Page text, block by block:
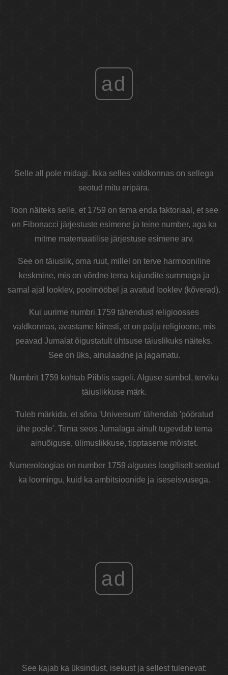
ad
Selle all pole midagi. Ikka selles valdkonnas on sellega
seotud mitu eripära.
Toon näiteks selle, et 1759 on tema enda faktoriaal, et see
on Fibonacci järjestuste esimene ja teine ​​number, aga ka
mitme matemaatilise järjestuse esimene arv.
See on täiuslik, oma ruut, millel on terve harmooniline
keskmine, mis on võrdne tema kujundite summaga ja
samal ajal looklev, poolmööbel ja avatud looklev (kõverad).
Kui uurime numbri 1759 tähendust religioosses
valdkonnas, avastame kiiresti, et on palju religioone, mis
peavad Jumalat õigustatult ühtsuse täiuslikuks näiteks.
See on üks, ainulaadne ja jagamatu.
Numbrit 1759 kohtab Piiblis sageli. Alguse sümbol, terviku
täiuslikkuse märk.
Tuleb märkida, et sõna 'Universum' tähendab 'pööratud
ühe poole'. Tema seos Jumalaga ainult tugevdab tema
ainuõiguse, ülimuslikkuse, tipptaseme mõistet.
Numeroloogias on number 1759 alguses loogiliselt seotud
ka loomingu, kuid ka ambitsioonide ja iseseisvusega.
ad
See kajab ka üksindust, isekust ja sellest tulenevat: